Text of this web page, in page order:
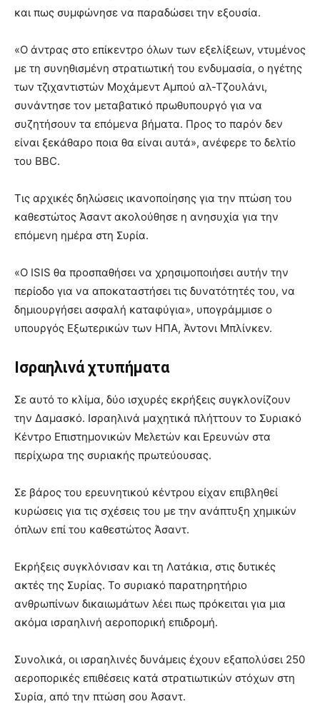
και πως συμφώνησε να παραδώσει την εξουσία.
«Ο άντρας στο επίκεντρο όλων των εξελίξεων, ντυμένος
με τη συνηθισμένη στρατιωτική του ενδυμασία, ο ηγέτης
των τζιχαντιστών Μοχάμεντ Αμπού αλ-Τζουλάνι,
συνάντησε τον μεταβατικό πρωθυπουργό για να
συζητήσουν τα επόμενα βήματα. Προς το παρόν δεν
είναι ξεκάθαρο ποια θα είναι αυτά», ανέφερε το δελτίο
του BBC.
Τις αρχικές δηλώσεις ικανοποίησης για την πτώση του
καθεστώτος Άσαντ ακολούθησε η ανησυχία για την
επόμενη ημέρα στη Συρία.
«Ο ISIS θα προσπαθήσει να χρησιμοποιήσει αυτήν την
περίοδο για να αποκαταστήσει τις δυνατότητές του, να
δημιουργήσει ασφαλή καταφύγια», υπογράμμισε ο
υπουργός Εξωτερικών των ΗΠΑ, Άντονι Μπλίνκεν.
Ισραηλινά χτυπήματα
Σε αυτό το κλίμα, δύο ισχυρές εκρήξεις συγκλονίζουν
την Δαμασκό. Ισραηλινά μαχητικά πλήττουν το Συριακό
Κέντρο Επιστημονικών Μελετών και Ερευνών στα
περίχωρα της συριακής πρωτεύουσας.
Σε βάρος του ερευνητικού κέντρου είχαν επιβληθεί
κυρώσεις για τις σχέσεις του με την ανάπτυξη χημικών
όπλων επί του καθεστώτος Άσαντ.
Εκρήξεις συγκλόνισαν και τη Λατάκια, στις δυτικές
ακτές της Συρίας. Το συριακό παρατηρητήριο
ανθρωπίνων δικαιωμάτων λέει πως πρόκειται για μια
ακόμα ισραηλινή αεροπορική επιδρομή.
Συνολικά, οι ισραηλινές δυνάμεις έχουν εξαπολύσει 250
αεροπορικές επιθέσεις κατά στρατιωτικών στόχων στη
Συρία, από την πτώση σου Άσαντ.